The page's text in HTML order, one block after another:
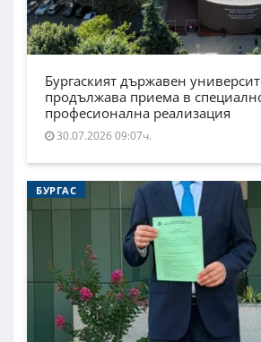
Бургаският държавен
продължава приема в
професионална реализация
30.07.2026 09:07ч.
БУРГАС